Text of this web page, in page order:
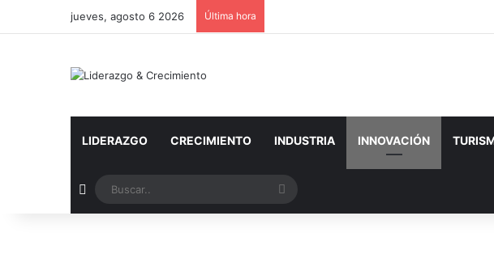
jueves, agosto 6 2026 Última hora
LIDERAZGO CRECIMIENTO INDUSTRIA INNOVACIÓN
Artículo aleatorio Buscar..